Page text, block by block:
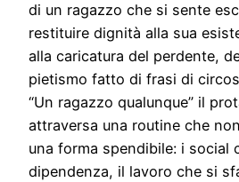
di un ragazzo che si sente
restituire dignità alla sua
alla caricatura del perdente,
pietismo fatto di frasi di
“Un ragazzo qualunque” il
attraversa una routine che
una forma spendibile: i social
dipendenza, il lavoro che si